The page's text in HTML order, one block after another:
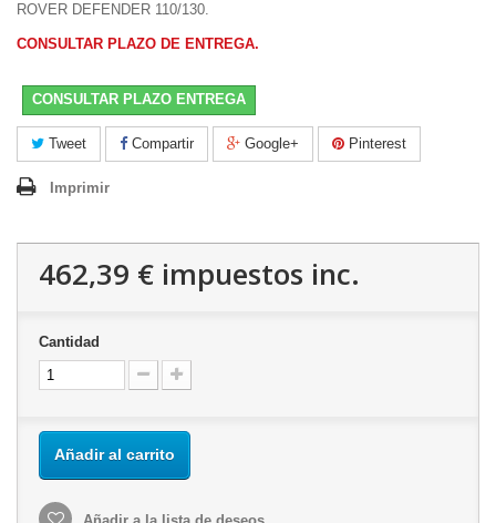
ROVER DEFENDER 110/130.
CONSULTAR PLAZO DE ENTREGA.
CONSULTAR PLAZO ENTREGA
Tweet Compartir Google+ Pinterest
Imprimir
462,39 € impuestos inc.
Cantidad
Añadir al carrito